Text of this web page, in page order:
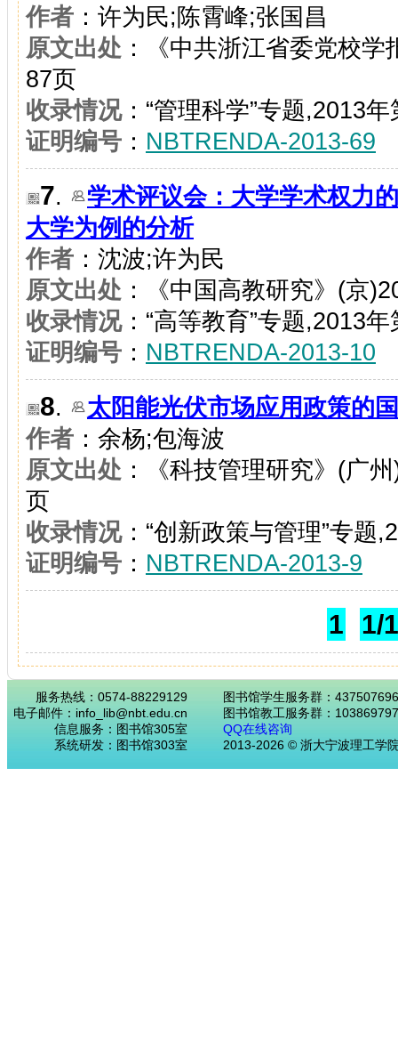
作者 ：许为民;陈霄峰;张国昌
原文出处 ：《中共浙江省委党校
87页
收录情况：“管理科学”专题,2013年
证明编号 ： NBTRENDA-2013-69
7.
学术评议会：大学学术权力
大学为例的分析
作者 ：沈波;许为民
原文出处 ：《中国高教研究》(京
收录情况：“高等教育”专题,2013年
证明编号 ： NBTRENDA-2013-10
8.
太阳能光伏市场应用政策的
作者 ：余杨;包海波
原文出处 ：《科技管理研究》(广
页
收录情况：“创新政策与管理”专题
证明编号 ： NBTRENDA-2013-9
1 1/1
服务热线：0574-88229129
电子邮件：info_lib@nbt.edu.cn
信息服务：图书馆305室
系统研发：图书馆303室
图书馆学生服务群：437507696
图书馆教工服务群：
QQ在线咨询
2013-2026 © 浙大宁波理工学